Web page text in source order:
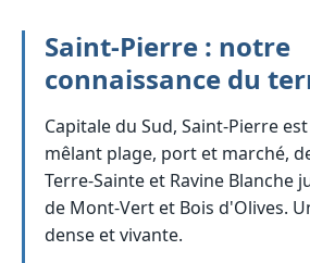
Saint-Pierre : notre
connaissance du
Capitale du Sud, Saint-Pierre
mêlant plage, port et marché,
Terre-Sainte et Ravine Blanche
de Mont-Vert et Bois d'Olives.
dense et vivante.